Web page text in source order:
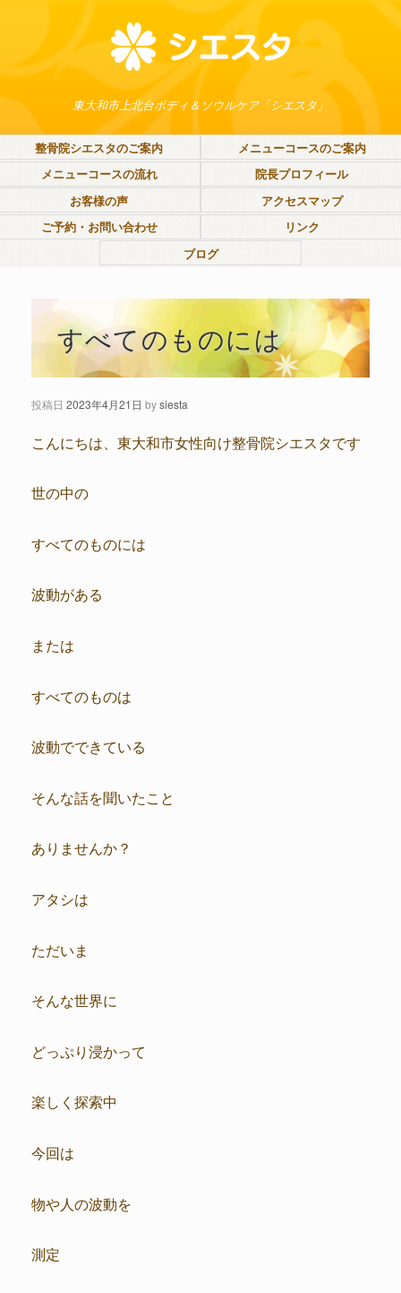
東大和市上北台ボディ＆ソウルケア「シエスタ」
整骨院シエスタのご案内
メニューコースのご案内
メニューコースの流れ
院長プロフィール
お客様の声
アクセスマップ
ご予約・お問い合わせ
リンク
ブログ
すべてのものには
投稿日 2023年4月21日 bysiesta
こんにちは、東大和市女性向け整骨院シエスタです
世の中の
すべてのものには
波動がある
または
すべてのものは
波動でできている
そんな話を聞いたこと
ありませんか？
アタシは
ただいま
そんな世界に
どっぷり浸かって
楽しく探索中
今回は
物や人の波動を
測定